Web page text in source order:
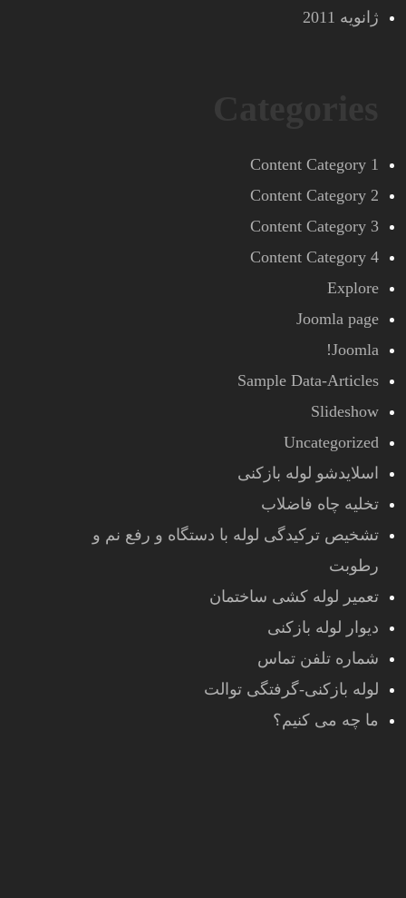
ژانویه 2011
Content Category 1
Content Category 2
Content Category 3
Content Category 4
Explore
Joomla page
Joomla!
Sample Data-Articles
Slideshow
Uncategorized
اسلایدشو لوله بازکنی
تخلیه چاه فاضلاب
تشخیص ترکیدگی لوله با دستگاه و رفع نم و
رطوبت
تعمیر لوله کشی ساختمان
دیوار لوله بازکنی
شماره تلفن تماس
لوله بازکنی-گرفتگی توالت
ما چه می کنیم؟